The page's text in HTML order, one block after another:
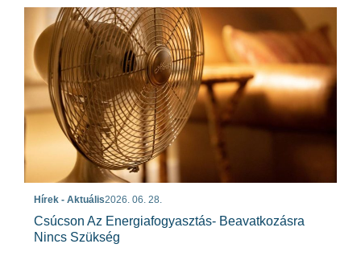
Hírek - Aktuális2026. 06. 28.
Csúcson Az Energiafogyasztás- Beavatkozásra
Nincs Szükség